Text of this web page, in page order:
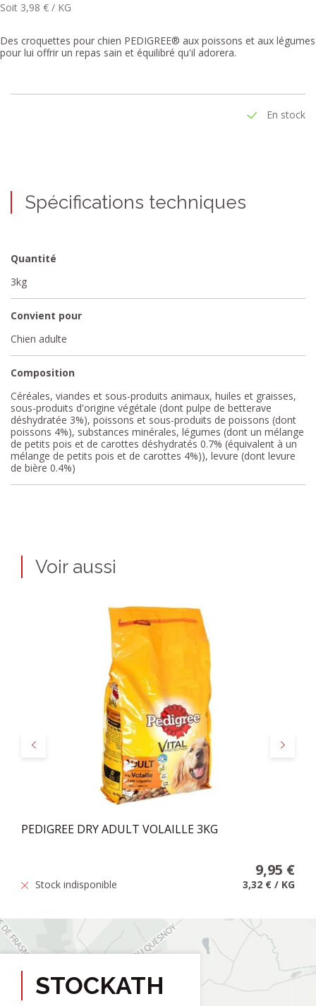
Soit 3,98 € / KG
Des croquettes pour chien PEDIGREE® aux poissons et aux légumes
pour lui offrir un repas sain et équilibré qu'il adorera.
En stock
Spécifications techniques
Quantité
3kg
Convient pour
Chien adulte
Composition
Céréales, viandes et sous-produits animaux, huiles et graisses,
sous-produits d'origine végétale (dont pulpe de betterave
déshydratée 3%), poissons et sous-produits de poissons (dont
poissons 4%), substances minérales, légumes (dont un mélange
de petits pois et de carottes déshydratés 0.7% (équivalent à un
mélange de petits pois et de carottes 4%)), levure (dont levure
de bière 0.4%)
Voir aussi
Précédent Suivant
PEDIGREE DRY ADULT VOLAILLE 3KG
9,95 €
Stock indisponible 3,32 € / KG
STOCKATH